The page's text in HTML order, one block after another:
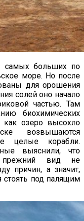
самых больших по
море. Но после
для орошения
солей оно начало
частью. Там
биохимических
как озеро высохло
возвышаются
целые корабли.
выяснили, что
вид не
причин, а значит,
стоять под палящим